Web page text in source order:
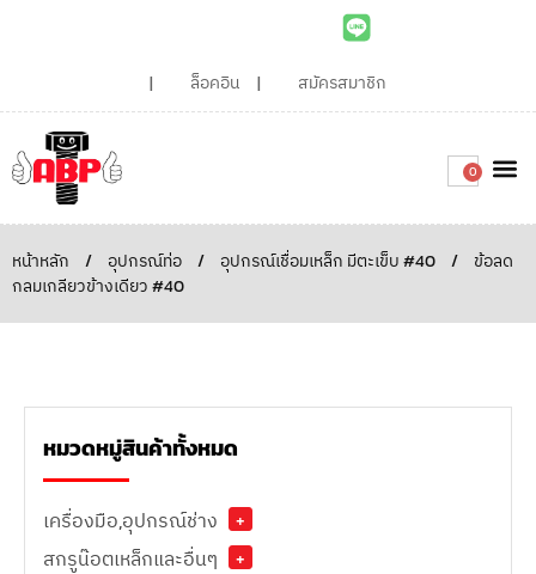
ล็อคอิน สมัครสมาชิก
0
หน้าหลัก / อุปกรณ์ท่อ / อุปกรณ์เชื่อมเหล็ก มีตะเข็บ #40 /
ข้อลด
กลมเกลียวข้างเดียว #40
หมวดหมู่สินค้าทั้งหมด
เครื่องมือ,อุปกรณ์ช่าง
+
สกรูน๊อตเหล็กและอื่นๆ
+